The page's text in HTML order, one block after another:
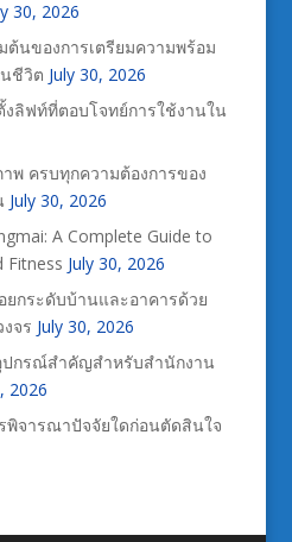
30, 2026
ต้นของการเตรียมความพร้อม
ชีวิต July 30, 2026
ลิฟท์ที่ตอบโจทย์การใช้งานใน
พ ครบทุกความต้องการของ
July 30, 2026
A Complete Guide to
Fitness July 30, 2026
ยกระดับบ้านและอาคารด้วย
จร July 30, 2026
ปกรณ์สำคัญสำหรับสำนักงาน
2026
พิจารณาปัจจัยใดก่อนตัดสินใจ